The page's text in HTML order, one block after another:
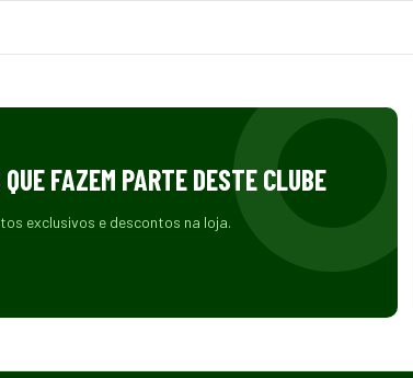
FAZEM PARTE DESTE CLUBE
exclusivos e descontos na loja.